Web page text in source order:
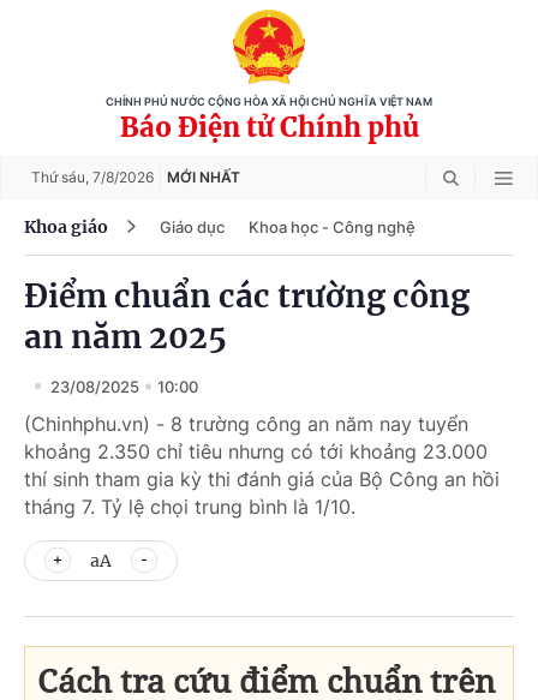
CHÍNH PHỦ NƯỚC CỘNG HÒA XÃ HỘI CHỦ NGHĨA VIỆT NAM
Báo Điện tử Chính phủ
Thứ sáu, 7/8/2026 MỚI NHẤT
Khoa giáo Giáo dục Khoa học - Công nghệ
Điểm chuẩn các trường công
an năm 2025
23/08/2025 10:00
(Chinhphu.vn) - 8 trường công an năm nay tuyển
khoảng 2.350 chỉ tiêu nhưng có tới khoảng 23.000
thí sinh tham gia kỳ thi đánh giá của Bộ Công an hồi
tháng 7. Tỷ lệ chọi trung bình là 1/10.
aA
Cách tra cứu điểm chuẩn trên